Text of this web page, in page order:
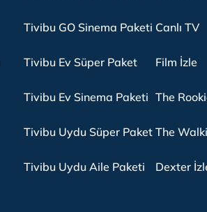
Tivibu GO Sinema Paketi
Tivibu Ev Süper Paket
Tivibu Ev Sinema Paketi
Tivibu Uydu Süper Paket
Tivibu Uydu Aile Paketi
Canlı TV
Film İzle
The
The
Dexter